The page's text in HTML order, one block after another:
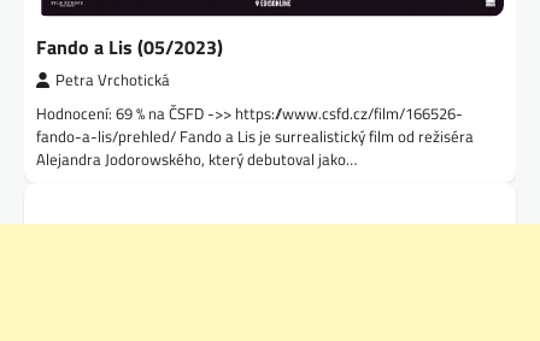
Fando a Lis (05/2023)
Petra Vrchotická
Hodnocení: 69 % na ČSFD ->> https://www.csfd.cz/film/166526-
fando-a-lis/prehled/ Fando a Lis je surrealistický film od režiséra
Alejandra Jodorowského, který debutoval jako…